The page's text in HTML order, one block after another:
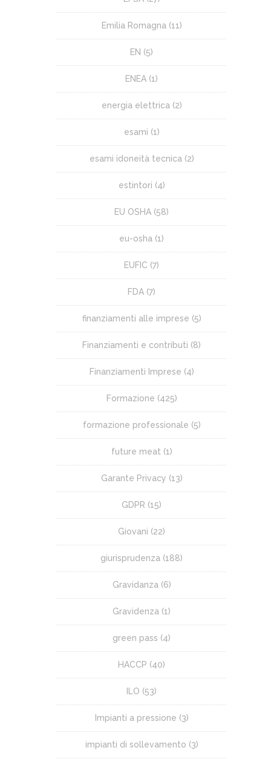
Emilia Romagna(11)
EN (5)
ENEA (1)
energia elettrica(2)
esami (1)
esami idoneità tecnica(2)
estintori (4)
EU OSHA (58)
eu-osha (1)
EUFIC (7)
FDA (7)
finanziamenti alle imprese (5)
Finanziamenti e contributi (8)
Finanziamenti Imprese (4)
Formazione (425)
formazione professionale (5)
future meat(1)
Garante Privacy (13)
GDPR (15)
Giovani (22)
giurisprudenza (188)
Gravidanza(6)
Gravidenza (1)
green pass (4)
HACCP (40)
ILO (53)
Impianti a pressione (3)
impianti di sollevamento (3)